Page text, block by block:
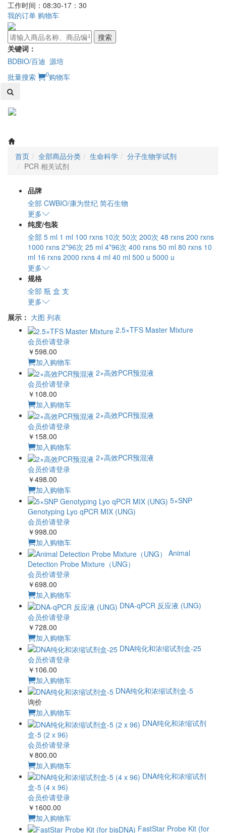
工作时间：08:30-17：30
我的订单 购物车
搜索
关键词：
BDBIO/百迪 源培
批量搜索
0购物车
首页 全部商品分类 生命科学
分子生物学试剂
PCR 相关试剂
品牌
全部 CWBIO/康为世纪 简石生物
更多
纯度/包装
全部 5 ml 1 ml 100 rxns 10次 50次 200次 48 rxns 200 rxns
1000 rxns 2*96次 25 ml 4*96次 400 rxns 50 ml 80 rxns 10
ml 16 rxns 2000 rxns 4 ml 40 ml 500 u 5000 u
更多
规格
全部 瓶 盒 支
更多
展示： 大图 列表
2.5×TFS Master Mixture
会员价请登录
￥598.00
加入购物车
2×高效PCR预混液
会员价请登录
￥108.00
加入购物车
2×高效PCR预混液
会员价请登录
￥158.00
加入购物车
2×高效PCR预混液
会员价请登录
￥498.00
加入购物车
5×SNP
Genotyping Lyo qPCR MIX (UNG)
会员价请登录
￥998.00
加入购物车
Animal
Detection Probe Mixture（UNG）
会员价请登录
￥698.00
加入购物车
DNA-qPCR 反应液 (UNG)
会员价请登录
￥728.00
加入购物车
DNA纯化和浓缩试剂盒-25
会员价请登录
￥106.00
加入购物车
DNA纯化和浓缩试剂盒-5
询价
加入购物车
DNA纯化和浓缩试剂
盒-5 (2 x 96)
会员价请登录
￥800.00
加入购物车
DNA纯化和浓缩试剂
盒-5 (4 x 96)
会员价请登录
￥1600.00
加入购物车
FastStar Probe Kit (for